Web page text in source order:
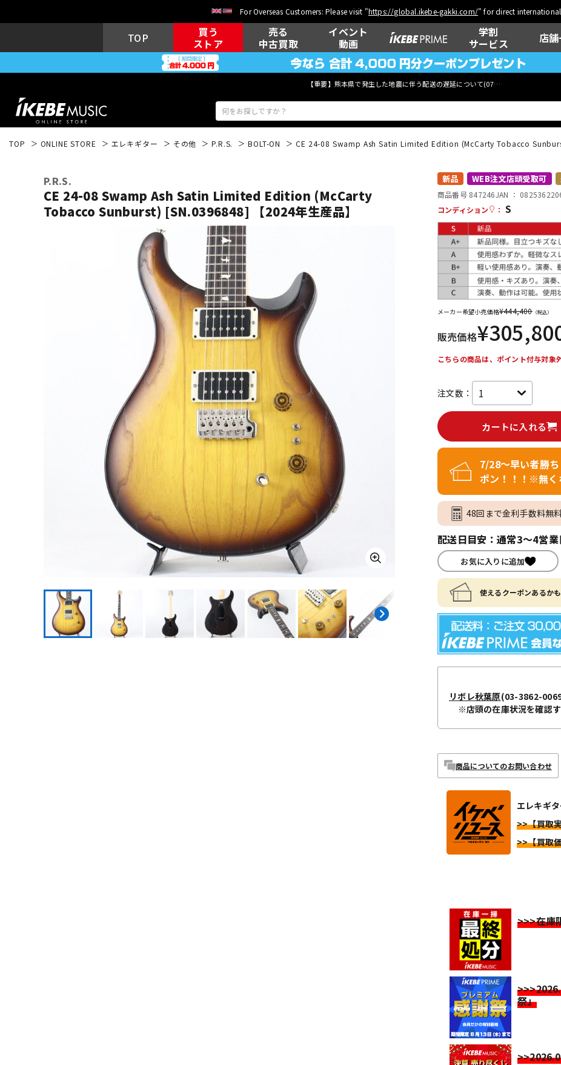
For Overseas Customers: Please visit "https://global.ikebe-gakki.com/" for direct
TOP
買う
ストア
売る
中古買取
イベント
動画
学割
サービス
店
【重要】熊本県で発生した地震に伴う配送の遅延について(07月29日
ウクレレ
電子ピアノ その他楽器
DTM レコーディン
グ機器
ヴィンテージ
TOP ONLINE STORE エレキギター その他 P.R.S. BOLT-ON CE 24-08 Swamp Ash Satin Limited Edition (McCarty Tobacco
P.R.S.
CE 24-08 Swamp Ash Satin Limited Edition (McCarty
Tobacco Sunburst) [SN.0396848] 【2024年生産品】
新品 WEB注文店頭受取可
商品番号 847246JAN ：
コンディション
： S
メーカー希望小売価格¥444,400（税込）
販売価格¥
こちらの商品は、ポイント付与対象
注文数：
カートに入れる
7/28～早い者勝
ポン！！！※無く
48回まで金利手数料無
配送日目安：通常3～4営
お気に入りに追加
使えるクーポンあるか
リボレ秋葉原(03-3862-
※店頭の在庫状況を確認
商品についてのお問い合わせ
エレキギ
>>【買取
>>【買取
>>>在庫
祭」